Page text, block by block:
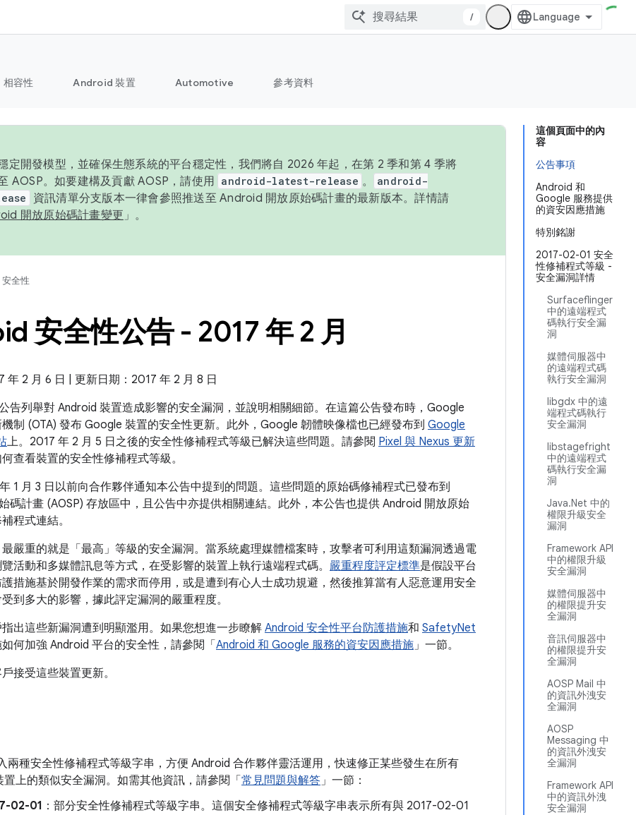
/
相容性 Android 裝置 Automotive 參考資料
這個頁面中的內
容
公告事項
Android 和
Google 服務提供
的資安因應措施
特別銘謝
2017-02-01 安全
性修補程式等級 -
安全漏洞詳情
Surfaceflinger
中的遠端程式
碼執行安全漏
洞
媒體伺服器中
的遠端程式碼
執行安全漏洞
libgdx 中的遠
端程式碼執行
安全漏洞
libstagefright
中的遠端程式
碼執行安全漏
洞
Java.Net 中的
權限升級安全
漏洞
Framework API
中的權限升級
安全漏洞
媒體伺服器中
的權限提升安
全漏洞
音訊伺服器中
的權限提升安
全漏洞
AOSP Mail 中
的資訊外洩安
全漏洞
AOSP
Messaging 中
的資訊外洩安
全漏洞
Framework API
中的資訊外洩
安全漏洞
定開發模型，並確保生態系統的平台穩定性，我們將自 2026 年起，在第 2 季和第 4 季將
AOSP。如要建構及貢獻 AOSP，請使用 android-latest-release 。
android-
資訊清單分支版本一律會參照推送至 Android 開放原始碼計畫的最新版本。詳情請
開放原始碼計畫變更 」。
安全性
安全性公告 - 2017 年 2 月
年 2 月 6 日 | 更新日期：2017 年 2 月 8 日
告列舉對 Android 裝置造成影響的安全漏洞，並說明相關細節。在這篇公告發布時，Google
制 (OTA) 發布 Google 裝置的安全性更新。此外，Google 韌體映像檔也已經發布到 Google
上。2017 年 2 月 5 日之後的安全性修補程式等級已解決這些問題。請參閱 Pixel 與 Nexus 更新
何查看裝置的安全性修補程式等級。
1 月 3 日以前向合作夥伴通知本公告中提到的問題。這些問題的原始碼修補程式已發布到
碼計畫 (AOSP) 存放區中，且公告中亦提供相關連結。此外，本公告也提供 Android 開放原始
程式連結。
嚴重的就是「最高」等級的安全漏洞。當系統處理媒體檔案時，攻擊者可利用這類漏洞透過電
活動和多媒體訊息等方式，在受影響的裝置上執行遠端程式碼。 嚴重程度評定標準是假設平台
措施基於開發作業的需求而停用，或是遭到有心人士成功規避，然後推算當有人惡意運用安全
到多大的影響，據此評定漏洞的嚴重程度。
出這些新漏洞遭到明顯濫用。如果您想進一步瞭解 Android 安全性平台防護措施和 SafetyNet
何加強 Android 平台的安全性，請參閱「 Android 和 Google 服務的資安因應措施」一節。
接受這些裝置更新。
兩種安全性修補程式等級字串，方便 Android 合作夥伴靈活運用，快速修正某些發生在所有
置上的類似安全漏洞。如需其他資訊，請參閱「 常見問題與解答」一節：
02-01 ：部分安全性修補程式等級字串。這個安全修補程式等級字串表示所有與 2017-02-01